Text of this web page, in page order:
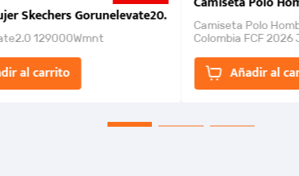
Skechers Gorunelevate20.
129000Wmnt
al carrito
Camiseta Polo
Colombia FCF 2026
un estilo de...
Añadir al